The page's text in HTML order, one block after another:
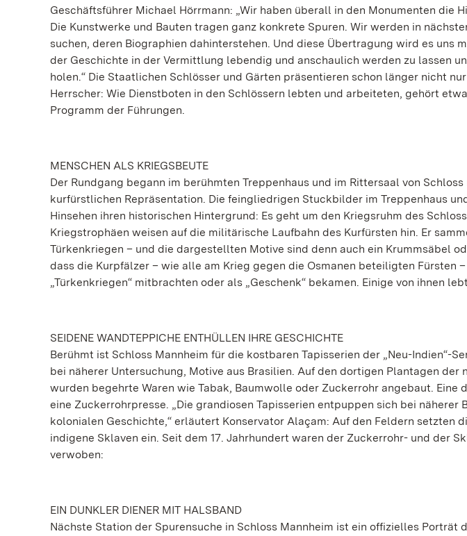
Geschäftsführer Michael Hörrmann: „Wir haben überall in den Monumenten die
Die Kunstwerke und Bauten tragen ganz konkrete Spuren. Wir werden in
suchen, deren Biographien dahinterstehen. Und diese Übertragung wird es uns
der Geschichte in der Vermittlung lebendig und anschaulich werden zu lassen
holen.“ Die Staatlichen Schlösser und Gärten präsentieren schon länger nicht
Herrscher: Wie Dienstboten in den Schlössern lebten und arbeiteten, gehört
Programm der Führungen.
MENSCHEN ALS KRIEGSBEUTE
Der Rundgang begann im berühmten Treppenhaus und im Rittersaal von
kurfürstlichen Repräsentation. Die feingliedrigen Stuckbilder im Treppenhaus
Hinsehen ihren historischen Hintergrund: Es geht um den Kriegsruhm des
Kriegstrophäen weisen auf die militärische Laufbahn des Kurfürsten hin. Er
Türkenkriegen – und die dargestellten Motive sind denn auch ein Krummsäbel
dass die Kurpfälzer – wie alle am Krieg gegen die Osmanen beteiligten Fürsten
„Türkenkriegen“ mitbrachten oder als „Geschenk“ bekamen. Einige von ihnen
SEIDENE WANDTEPPICHE ENTHÜLLEN IHRE GESCHICHTE
Berühmt ist Schloss Mannheim für die kostbaren Tapisserien der „Neu-Indien“-
bei näherer Untersuchung, Motive aus Brasilien. Auf den dortigen Plantagen der
wurden begehrte Waren wie Tabak, Baumwolle oder Zuckerrohr angebaut. Eine
eine Zuckerrohrpresse. „Die grandiosen Tapisserien entpuppen sich bei
kolonialen Geschichte,“ erläutert Konservator Alaçam: Auf den Feldern setzten
indigene Sklaven ein. Seit dem 17. Jahrhundert waren der Zuckerrohr- und der
verwoben:
EIN DUNKLER DIENER MIT HALSBAND
Nächste Station der Spurensuche in Schloss Mannheim ist ein offizielles Porträt